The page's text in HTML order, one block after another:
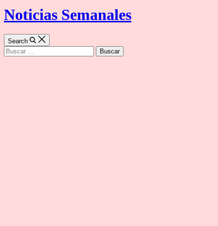
Noticias Semanales
Search
Buscar: